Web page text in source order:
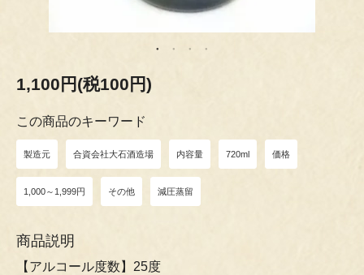
1,100円(税100円)
この商品のキーワード
製造元 合資会社大石酒造場 内容量 720ml 価格
1,000～1,999円 その他 減圧蒸留
商品説明
【アルコール度数】25度